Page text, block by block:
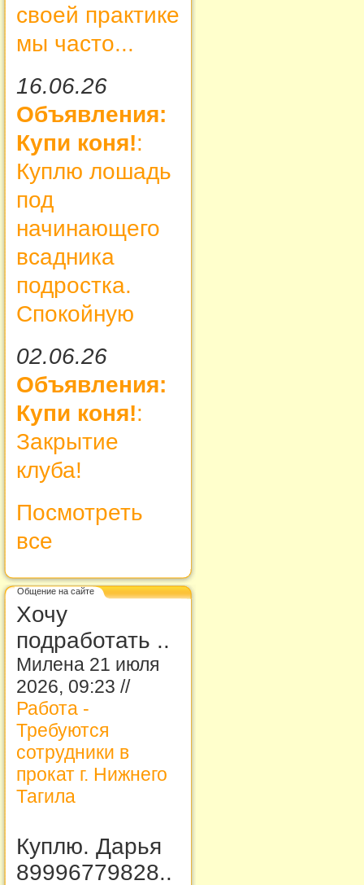
своей практике
мы часто...
16.06.26
Объявления:
Купи коня!:
Куплю лошадь
под
начинающего
всадника
подростка.
Спокойную
02.06.26
Объявления:
Купи коня!:
Закрытие
клуба!
Посмотреть
все
Общение на сайте
Хочу
подработать ..
Милена 21 июля
2026, 09:23 //
Работа -
Требуются
сотрудники в
прокат г. Нижнего
Тагила
Куплю. Дарья
89996779828..